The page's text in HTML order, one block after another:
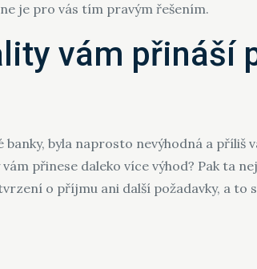
je pro vás tím pravým řešením.
vám přináší
byla naprosto nevýhodná a příliš
přinese daleko více výhod? Pak ta
o příjmu ani další požadavky, a to